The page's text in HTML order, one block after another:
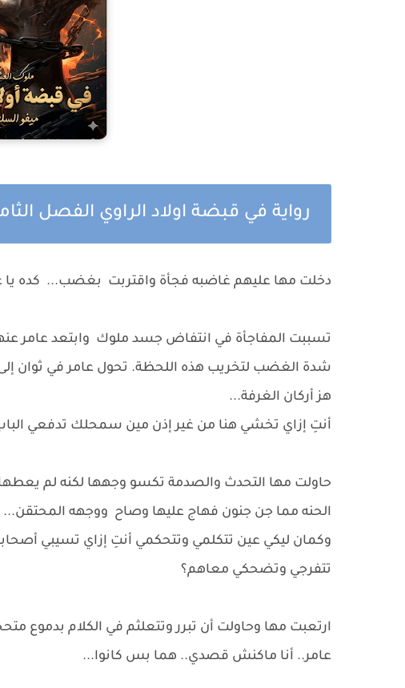
رواية في قبضة اولاد الراوي الفصل
دخلت مها عليهم غاضبه فجأة واقتربت بغضب... كده يا
تسببت المفاجأة في انتفاض جسد ملوك وابتعد عامر
شدة الغضب لتخريب هذه اللحظة. تحول عامر في ثوان
هز أركان الغرفة...
أنتِ إزاي تخشي هنا من غير إذن مين سمحلك تدفعي
حاولت مها التحدث والصدمة تكسو وجهها لكنه لم
الحنه مما جن جنون فهاج عليها وصاح ووجهه المحتقن...
وكمان ليكي عين تتكلمي وتتحكمي أنتِ إزاي تسيبي
تتفرجي وتضحكي معاهم؟
ارتعبت مها وحاولت أن تبرر وتتعلثم في الكلام بدموع
عامر.. أنا ماكنش قصدي.. هما بس كانوا...